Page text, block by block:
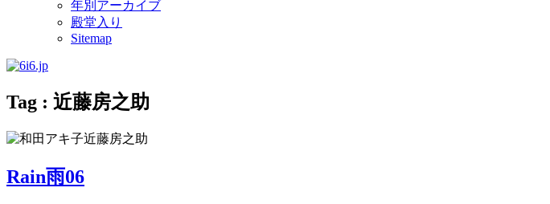
年別アーカイブ
殿堂入り
Sitemap
Tag : 近藤房之助
Rain雨06